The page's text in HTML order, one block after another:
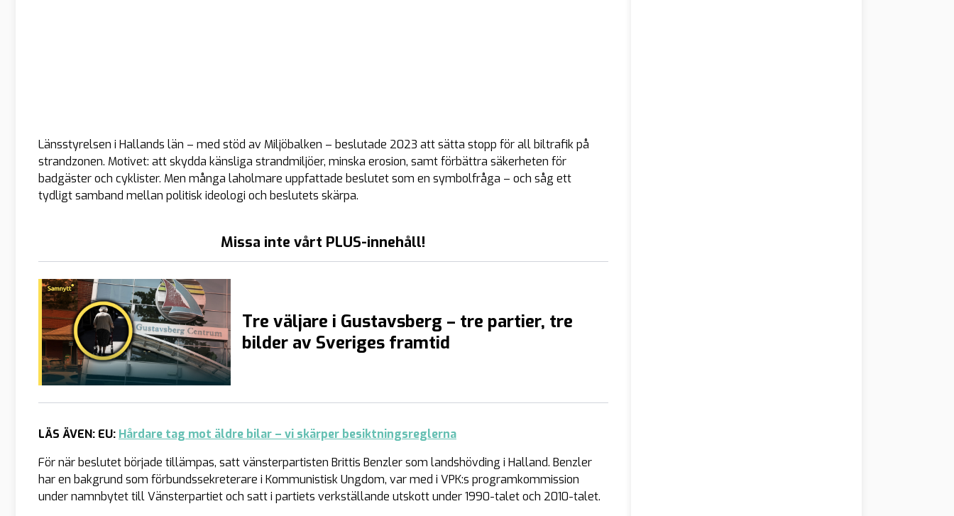
Länsstyrelsen i Hallands län – med stöd av Miljöbalken – beslutade 2023 att sätta stopp för all biltrafik på
strandzonen. Motivet: att skydda känsliga strandmiljöer, minska erosion, samt förbättra säkerheten för
badgäster och cyklister. Men många laholmare uppfattade beslutet som en symbolfråga – och såg ett
tydligt samband mellan politisk ideologi och beslutets skärpa.
Missa inte vårt PLUS-innehåll!
Tre väljare i Gustavsberg – tre partier, tre
bilder av Sveriges framtid
LÄS ÄVEN: EU: Hårdare tag mot äldre bilar – vi skärper besiktningsreglerna
För när beslutet började tillämpas, satt vänsterpartisten Brittis Benzler som landshövding i Halland. Benzler
har en bakgrund som förbundssekreterare i Kommunistisk Ungdom, var med i VPK:s programkommission
under namnbytet till Vänsterpartiet och satt i partiets verkställande utskott under 1990-talet och 2010-talet.